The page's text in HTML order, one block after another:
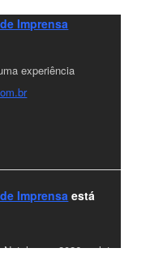
Imprensa
experiência
Imprensa está
e um 2026 repleto